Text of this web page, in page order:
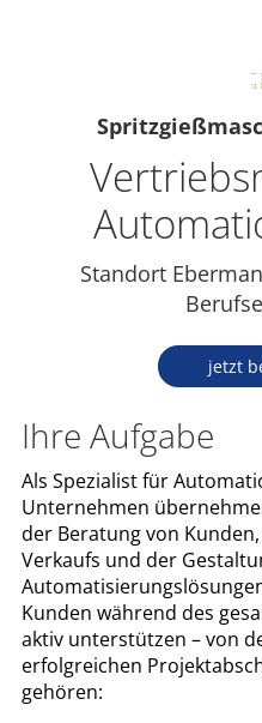
Standort
jetzt
Ihre Aufgabe
Als Spezialist für
Unternehmen
der Beratung von
Verkaufs und der
Kunden während des
aktiv unterstützen – von
erfolgreichen
gehören: